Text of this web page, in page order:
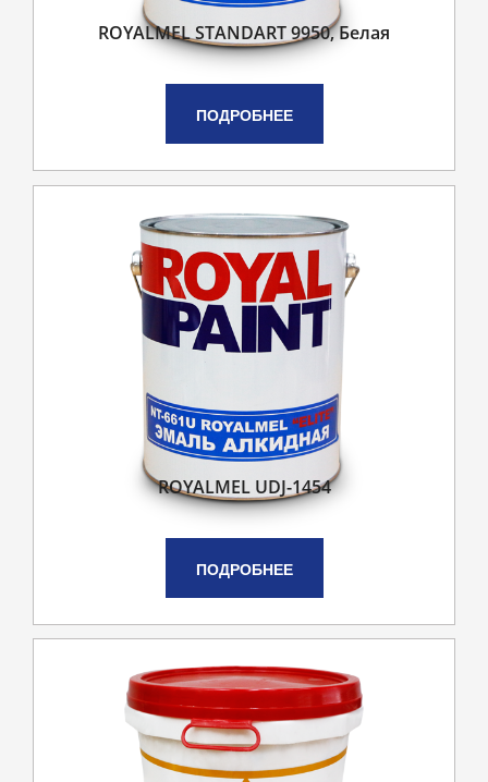
ROYALMEL STANDART 9950, Белая
ПОДРОБНЕЕ
ROYALMEL UDJ-1454
ПОДРОБНЕЕ